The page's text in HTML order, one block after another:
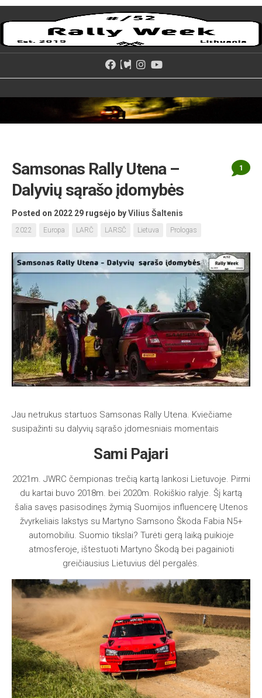
Skip
to
Samsonas Rally Utena –
Dalyvių sąrašo įdomybės
Posted on 2022 29 rugsėjo byVilius Šaltenis
2022 Europa LARČ LARSČ Lietuva Prologas
1
Jau netrukus startuos Samsonas Rally Utena. Kviečiame
susipažinti su dalyvių sąrašo įdomesniais momentais
Sami Pajari
2021m. JWRC čempionas trečią kartą lankosi Lietuvoje. Pirmi
du kartai buvo 2018m. bei 2020m. Rokiškio ralyje. Šį kartą
šalia savęs pasisodinęs žymią Suomijos influencerę Utenos
žvyrkeliais lakstys su Martyno Samsono Škoda Fabia N5+
automobiliu. Suomio tikslai? Turėti gerą laiką puikioje
atmosferoje, ištestuoti Martyno Škodą bei pagainioti
greičiausius Lietuvius dėl pergalės.